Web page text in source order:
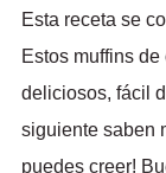
Esta receta se
Estos muffins
deliciosos, fácil
siguiente saben
puedes creer!